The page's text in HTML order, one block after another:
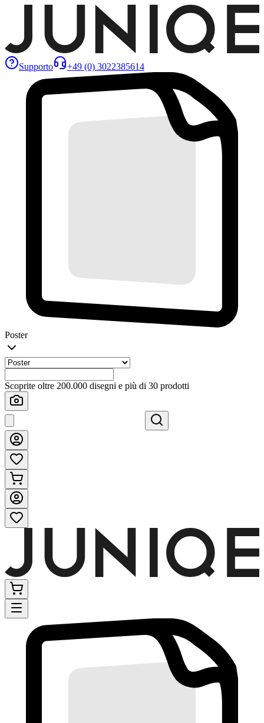
Supporto +49 (0) 3022385614
Poster
Scoprite oltre 200.000 disegni e più di 30 prodotti